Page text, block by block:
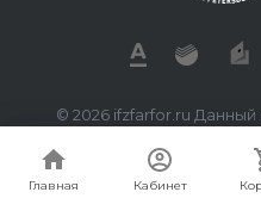
Главная Кабинет
© 2026 ifzfarfor.ru Данный
предложения не